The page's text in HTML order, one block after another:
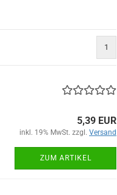
1
5,39 EUR
inkl. 19% MwSt. zzgl. Versand
ZUM ARTIKEL